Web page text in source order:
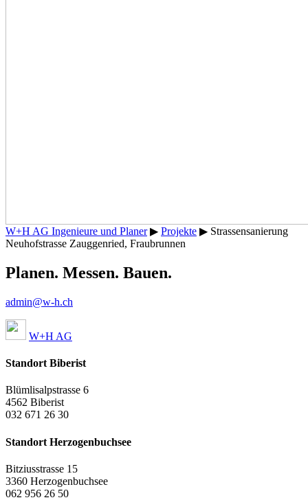
W+H AG Ingenieure und Planer▶ Projekte ▶ Strassensanierung
Neuhofstrasse Zauggenried, Fraubrunnen
Planen. Messen. Bauen.
admin@w-h.ch
W+H AG
Standort Biberist
Blümlisalpstrasse 6
4562 Biberist
032 671 26 30
Standort Herzogenbuchsee
Bitziusstrasse 15
3360 Herzogenbuchsee
062 956 26 50